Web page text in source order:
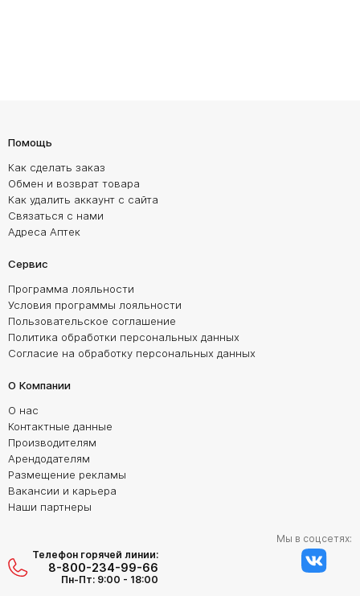
Помощь
Как сделать заказ
Обмен и возврат товара
Как удалить аккаунт с сайта
Связаться с нами
Адреса Аптек
Сервис
Программа лояльности
Условия программы лояльности
Пользовательское соглашение
Политика обработки персональных данных
Согласие на обработку персональных данных
О Компании
О нас
Контактные данные
Производителям
Арендодателям
Размещение рекламы
Вакансии и карьера
Наши партнеры
Телефон горячей линии:
8-800-234-99-66
Пн-Пт: 9:00 - 18:00
Мы в соцсетях: